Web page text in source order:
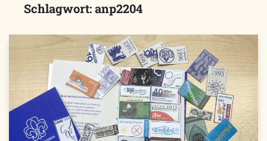
Schlagwort:anp2204